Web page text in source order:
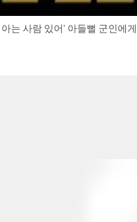
는 사람 있어' 아들뻘 군인에